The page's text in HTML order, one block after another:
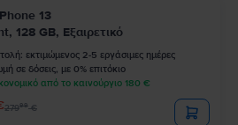
13
128 GB, Εξαιρετικό
εκτιμώμενος 2-5 εργάσιμες ημέρες
σε δόσεις, με 0% επιτόκιο
από το καινούργιο 180 €
27999€